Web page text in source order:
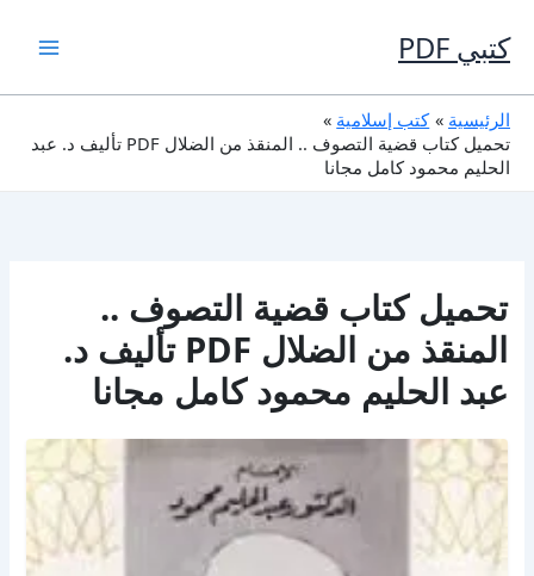
إلى
المحتوى
كتبي PDF
الرئيسية
كتب إسلامية
تحميل كتاب قضية التصوف .. المنقذ من الضلال PDF تأليف د. عبد
الحليم محمود كامل مجانا
تحميل كتاب قضية التصوف ..
المنقذ من الضلال PDF تأليف د.
عبد الحليم محمود كامل مجانا